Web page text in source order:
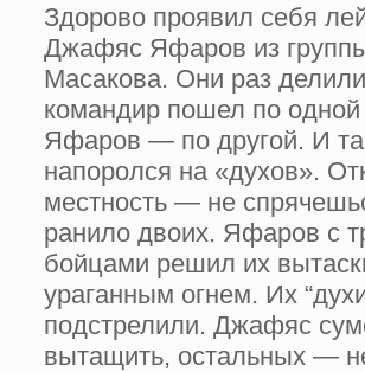
Здорово проявил себя
Джафяс Яфаров из
Масакова. Они раз­
командир пошел по одной
Яфаров — по другой. И
напорол­ся на «духов».
местность — не
ранило двоих. Яфаров с
бойцами решил их
ураганным огнем. Их
подстрелили. Джафяс
вытащить, остальных —